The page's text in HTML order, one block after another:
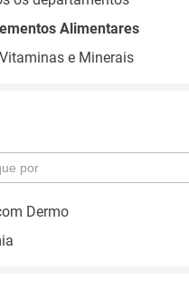
Alimentares
Vitaminas e Minerais
Dermo